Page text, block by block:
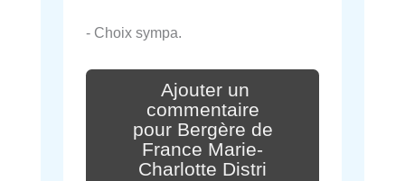
- Choix sympa.
Ajouter un
commentaire
pour Bergère de
France Marie-
Charlotte Distri